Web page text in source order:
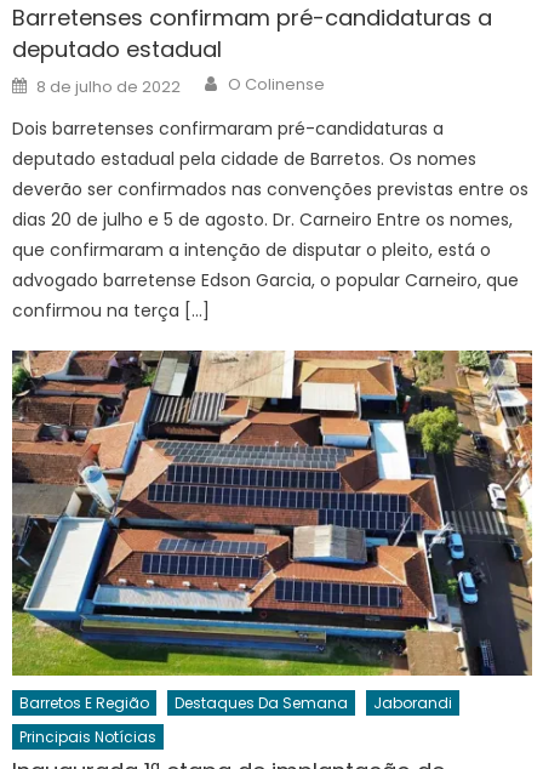
Barretenses confirmam pré-candidaturas a
deputado estadual
Posted
on
8 de julho de 2022 Author
O Colinense
Dois barretenses confirmaram pré-candidaturas a
deputado estadual pela cidade de Barretos. Os nomes
deverão ser confirmados nas convenções previstas entre os
dias 20 de julho e 5 de agosto. Dr. Carneiro Entre os nomes,
que confirmaram a intenção de disputar o pleito, está o
advogado barretense Edson Garcia, o popular Carneiro, que
confirmou na terça […]
Barretos E Região Destaques Da Semana
Jaborandi
Principais Notícias